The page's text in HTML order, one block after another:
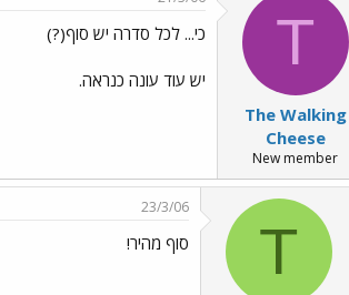
T
The Walking
Cheese
New member
כי... לכל סדרה יש סוף(?)
יש עוד עונה כנראה.
T
23/3/06
סוף מהיר!